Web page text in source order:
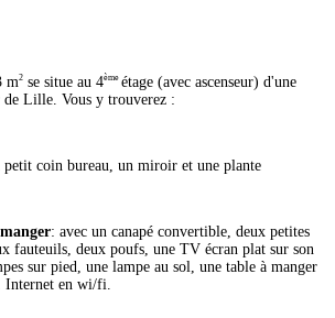
m2 se situe au 4ème étage (avec ascenseur) d'une
de Lille. Vous y trouverez :
petit coin bureau, un miroir et une plante
: avec un canapé convertible, deux petites
fauteuils, deux poufs, une TV écran plat sur son
sur pied, une lampe au sol, une table à manger
Internet en wi/fi.